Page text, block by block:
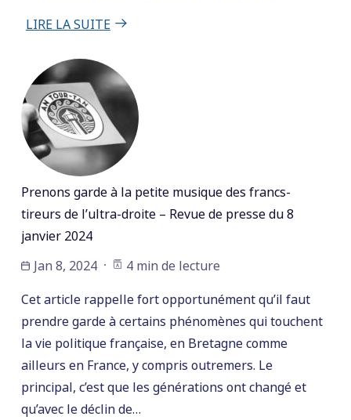
LIRE LA SUITE
Prenons garde à la petite musique des francs-
tireurs de l’ultra-droite – Revue de presse du 8
janvier 2024
Jan 8, 2024
4 min de lecture
Cet article rappelle fort opportunément qu’il faut
prendre garde à certains phénomènes qui touchent
la vie politique française, en Bretagne comme
ailleurs en France, y compris outremers. Le
principal, c’est que les générations ont changé et
qu’avec le déclin de…